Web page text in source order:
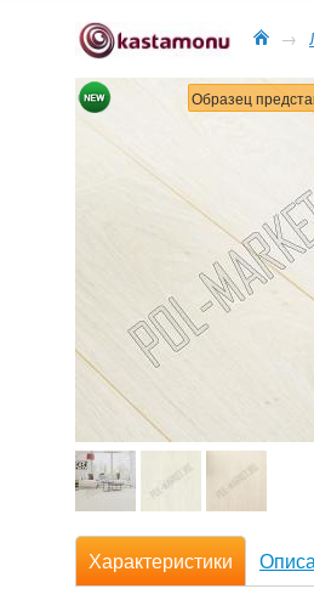
→
Образец
Характеристики